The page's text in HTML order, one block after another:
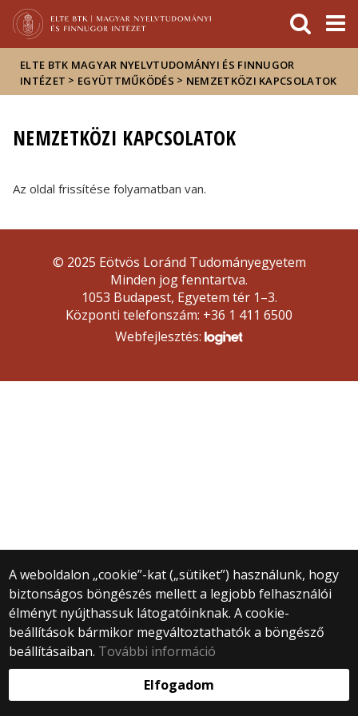
Hírek
Események
ELTE a
sajtóban
ELTE BTK MAGYAR NYELVTUDOMÁNYI ÉS FINNUGOR
INTÉZET > EGYÜTTMŰKÖDÉS > NEMZETKÖZI KAPCSOLATOK
NEMZETKÖZI KAPCSOLATOK
Az oldal frissítése folyamatban van.
A weboldalon „cookie”-kat („sütiket”) használunk, hogy
biztonságos böngészés mellett a legjobb felhasználói
élményt nyújthassuk látogatóinknak. A cookie-
beállítások bármikor megváltoztathatók a böngésző
beállításaiban. További információ
Elfogadom
© 2025 Eötvös Loránd Tudományegyetem
Minden jog fenntartva.
1053 Budapest, Egyetem tér 1–3.
Központi telefonszám: +36 1 411 6500
Webfejlesztés: